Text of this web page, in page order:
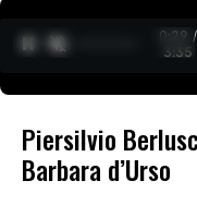
0:30 /
3:35
Piersilvio
Barbara d’Urso